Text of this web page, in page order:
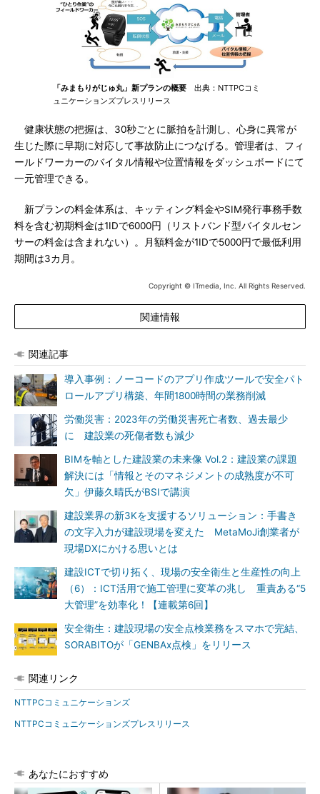
「みまもりがじゅ丸」新プランの概要 出典：NTTPCコミ
ュニケーションズプレスリリース
健康状態の把握は、30秒ごとに脈拍を計測し、心身に異常が
生じた際に早期に対応して事故防止につなげる。管理者は、フィ
ールドワーカーのバイタル情報や位置情報をダッシュボードにて
一元管理できる。
新プランの料金体系は、キッティング料金やSIM発行事務手数
料を含む初期料金は1IDで6000円（リストバンド型バイタルセン
サーの料金は含まれない）。月額料金が1IDで5000円で最低利用
期間は3カ月。
Copyright © ITmedia, Inc. All Rights Reserved.
関連情報
関連記事
導入事例：ノーコードのアプリ作成ツールで安全パト
ロールアプリ構築、年間1800時間の業務削減
労働災害：2023年の労働災害死亡者数、過去最少
に 建設業の死傷者数も減少
BIMを軸とした建設業の未来像 Vol.2：建設業の課題
解決には「情報とそのマネジメントの成熟度が不可
欠」伊藤久晴氏がBSIで講演
建設業界の新3Kを支援するソリューション：手書き
の文字入力が建設現場を変えた MetaMoJi創業者が
現場DXにかける思いとは
建設ICTで切り拓く、現場の安全衛生と生産性の向上
（6）：ICT活用で施工管理に変革の兆し 重責ある“5
大管理”を効率化！【連載第6回】
安全衛生：建設現場の安全点検業務をスマホで完結、
SORABITOが「GENBAx点検」をリリース
関連リンク
NTTPCコミュニケーションズ
NTTPCコミュニケーションズプレスリリース
あなたにおすすめ